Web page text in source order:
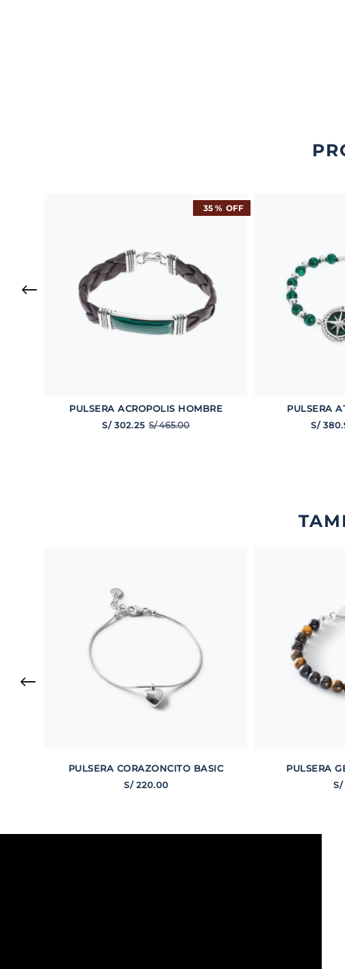
PULSERA ACROPOLIS HOMBRE
S/ 302.25 S/465.00
35 % OFF
PULSERA
S/ 380.
PULSERA CORAZONCITO BASIC
S/ 220.00
PULSERA
S/